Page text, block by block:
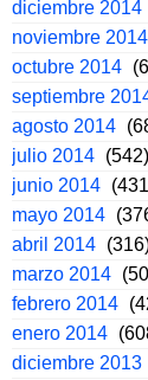
diciembre 2014
noviembre 2014
octubre 2014
septiembre
agosto 2014
julio 2014 (542)
junio 2014
mayo 2014
abril 2014
marzo 2014
febrero 2014
enero 2014
diciembre 2013